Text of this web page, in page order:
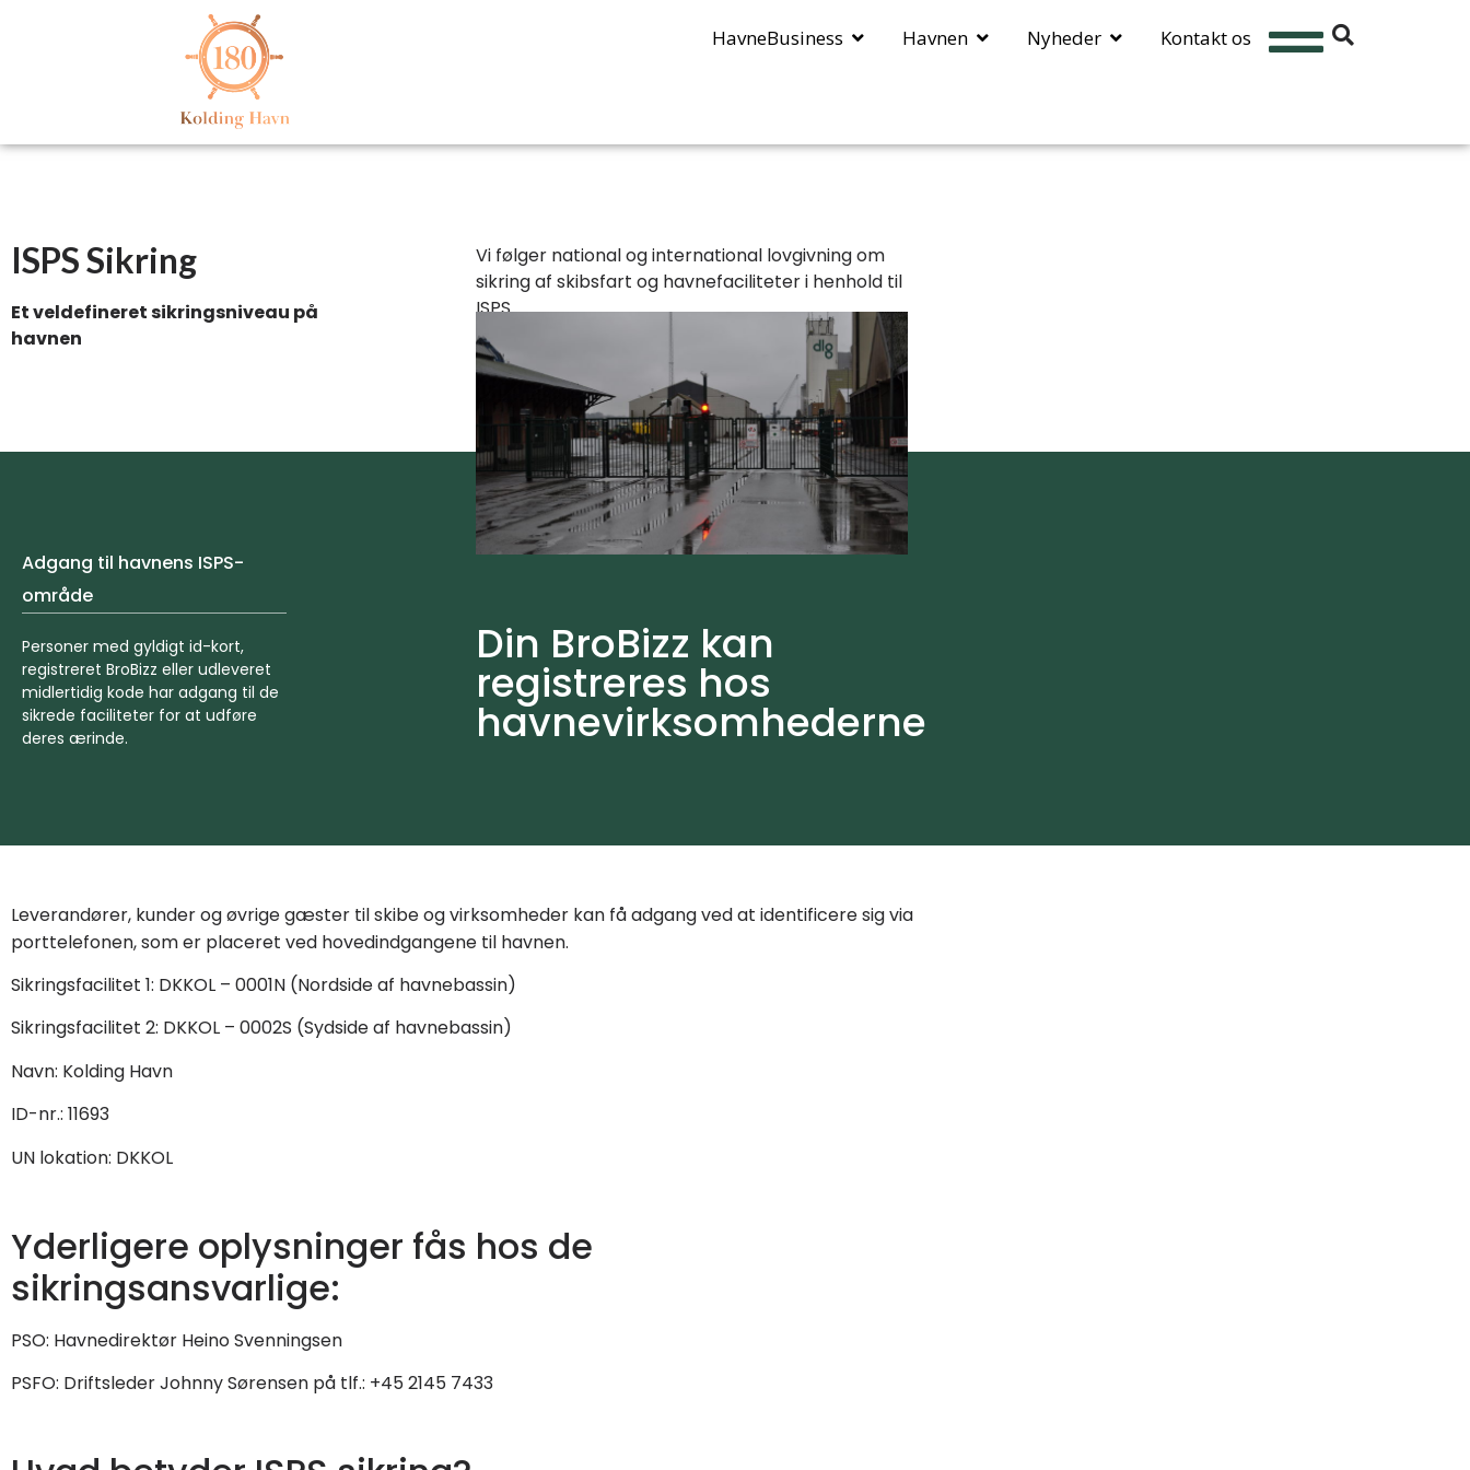
HavneBusiness Havnen Nyheder Kontakt os
ISPS Sikring
Et veldefineret sikringsniveau på
havnen
Vi følger national og international lovgivning om
sikring af skibsfart og havnefaciliteter i henhold til
ISPS.
Adgang til havnens ISPS-
område
Personer med gyldigt id-kort,
registreret BroBizz eller udleveret
midlertidig kode har adgang til de
sikrede faciliteter for at udføre
deres ærinde.
Din BroBizz kan
registreres hos
havnevirksomhederne
Leverandører, kunder og øvrige gæster til skibe og virksomheder kan få adgang ved at identificere sig via
porttelefonen, som er placeret ved hovedindgangene til havnen.
Sikringsfacilitet 1: DKKOL – 0001N (Nordside af havnebassin)
Sikringsfacilitet 2: DKKOL – 0002S (Sydside af havnebassin)
Navn: Kolding Havn
ID-nr.: 11693
UN lokation: DKKOL
Yderligere oplysninger fås hos de
sikringsansvarlige:
PSO: Havnedirektør Heino Svenningsen
PSFO: Driftsleder Johnny Sørensen på tlf.: +45 2145 7433